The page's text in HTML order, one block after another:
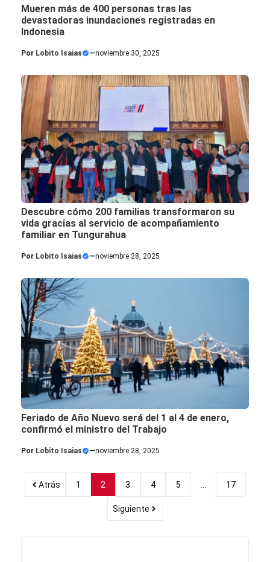
Mueren más de 400 personas tras las
devastadoras inundaciones registradas en
Indonesia
Por Lobito Isaias —noviembre 30, 2025
Descubre cómo 200 familias transformaron su
vida gracias al servicio de acompañamiento
familiar en Tungurahua
Por Lobito Isaias —noviembre 28, 2025
Feriado de Año Nuevo será del 1 al 4 de enero,
confirmó el ministro del Trabajo
Por Lobito Isaias —noviembre 28, 2025
Atrás 1 2 3 4 5 17
Siguiente